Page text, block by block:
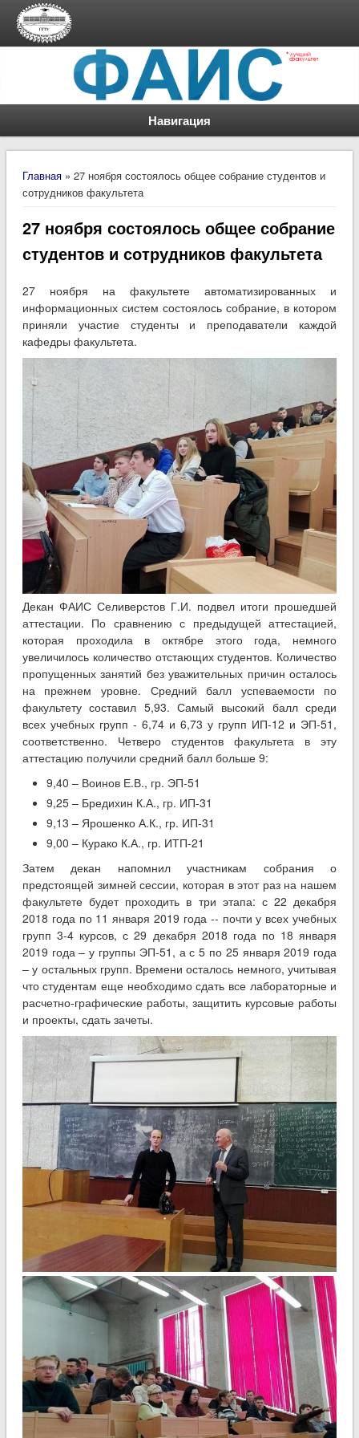
Навигация
Вы здесь
Главная» 27 ноября состоялось общее собрание студентов и
сотрудников факультета
27 ноября состоялось общее собрание
студентов и сотрудников факультета
27 ноября на факультете автоматизированных и
информационных систем состоялось собрание, в котором
приняли участие студенты и преподаватели каждой
кафедры факультета.
Декан ФАИС Селиверстов Г.И. подвел итоги прошедшей
аттестации. По сравнению с предыдущей аттестацией,
которая проходила в октябре этого года, немного
увеличилось количество отстающих студентов. Количество
пропущенных занятий без уважительных причин осталось
на прежнем уровне. Средний балл успеваемости по
факультету составил 5,93. Самый высокий балл среди
всех учебных групп - 6,74 и 6,73 у групп ИП-12 и ЭП-51,
соответственно. Четверо студентов факультета в эту
аттестацию получили средний балл больше 9:
9,40 – Воинов Е.В., гр. ЭП-51
9,25 – Бредихин К.А., гр. ИП-31
9,13 – Ярошенко А.К., гр. ИП-31
9,00 – Курако К.А., гр. ИТП-21
Затем декан напомнил участникам собрания о
предстоящей зимней сессии, которая в этот раз на нашем
факультете будет проходить в три этапа: с 22 декабря
2018 года по 11 января 2019 года -- почти у всех учебных
групп 3-4 курсов, с 29 декабря 2018 года по 18 января
2019 года – у группы ЭП-51, а с 5 по 25 января 2019 года
– у остальных групп. Времени осталось немного, учитывая
что студентам еще необходимо сдать все лабораторные и
расчетно-графические работы, защитить курсовые работы
и проекты, сдать зачеты.